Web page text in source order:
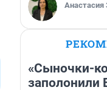
Анастасия
«Сыночки-
заполонили